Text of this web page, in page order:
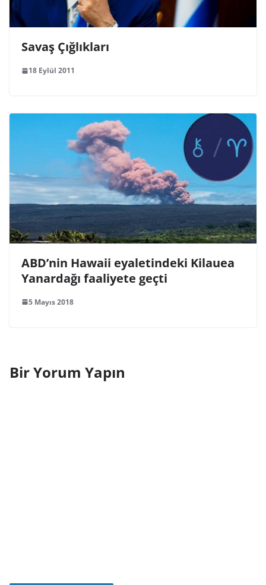
Savaş Çığlıkları
18 Eylül 2011
ABD’nin Hawaii eyaletindeki Kilauea
Yanardağı faaliyete geçti
5 Mayıs 2018
Bir Yorum Yapın